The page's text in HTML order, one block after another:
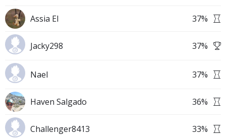
Assia El 37%
Jacky298 37%
Nael 37%
Haven Salgado 36%
Challenger8413 33%